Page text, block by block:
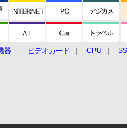
器 ビデオカード CPU